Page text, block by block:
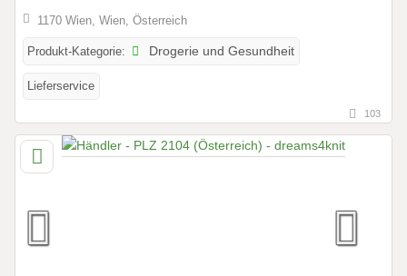
1170 Wien, Wien, Österreich
Produkt-Kategorie: Drogerie und Gesundheit
Lieferservice
103